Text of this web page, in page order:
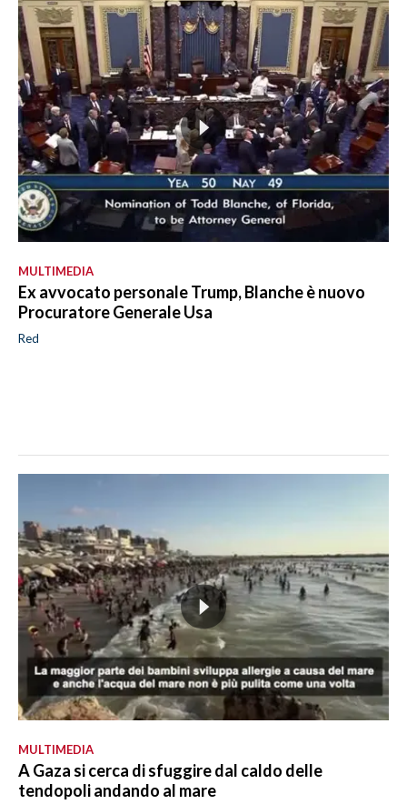
MULTIMEDIA
Ex avvocato personale Trump, Blanche è nuovo
Procuratore Generale Usa
Red
MULTIMEDIA
A Gaza si cerca di sfuggire dal caldo delle
tendopoli andando al mare